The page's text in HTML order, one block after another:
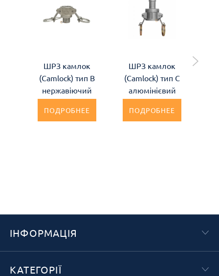
ШРЗ камлок
(Camlock) тип B
нержавіючий
ПОДРОБНЕЕ
ШРЗ камлок
(Camlock) тип C
алюмінієвий
ПОДРОБНЕЕ
ІНФОРМАЦІЯ
КАТЕГОРІЇ